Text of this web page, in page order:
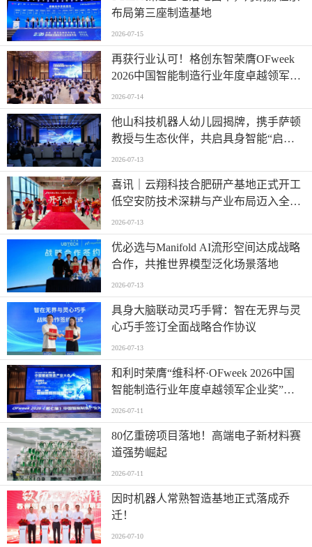
布局第三座制造基地
2026-07-15
再获行业认可！格创东智荣膺OFweek
2026中国智能制造行业年度卓越领军企
业奖
2026-07-14
他山科技机器人幼儿园揭牌，携手萨顿
教授与生态伙伴，共启具身智能“启蒙
时代”
2026-07-13
喜讯｜云翔科技合肥研产基地正式开工
低空安防技术深耕与产业布局迈入全新
阶段
2026-07-13
优必选与Manifold AI流形空间达成战略
合作，共推世界模型泛化场景落地
2026-07-13
具身大脑联动灵巧手臂：智在无界与灵
心巧手签订全面战略合作协议
2026-07-13
和利时荣膺“维科杯·OFweek 2026中国
智能制造行业年度卓越领军企业奖”，
以自主创新实力引领智造新浪潮
2026-07-11
80亿重磅项目落地！高端电子新材料赛
道强势崛起
2026-07-11
因时机器人常熟智造基地正式落成乔
迁！
2026-07-10